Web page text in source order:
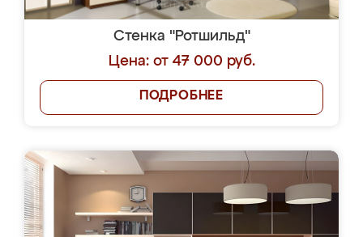
Стенка "Ротшильд"
Цена: от 47 000 руб.
ПОДРОБНЕЕ